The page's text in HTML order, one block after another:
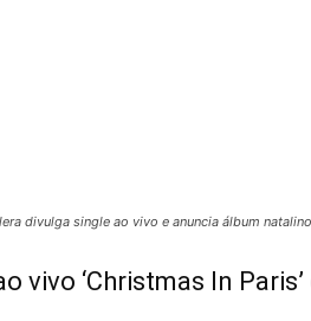
divulga single ao vivo e anuncia álbum
vivo ‘Christmas In